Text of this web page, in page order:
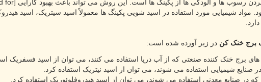
رسوب ها و آلودگی ها از پکینگ ها است. این روش می تواند باعث بهبود کارایی for
شیمیایی مورد استفاده در اسید شویی پکینگ ها معمولاً اسید سیتریک، اسید
برج خنک کن در زیر آورده شده است: